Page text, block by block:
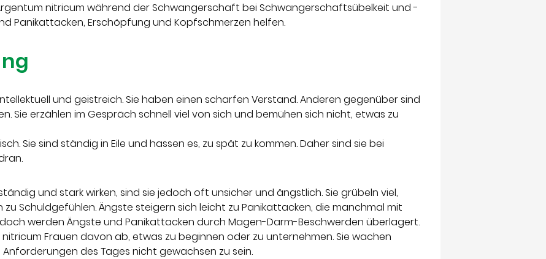
nitricum während der Schwangerschaft bei Schwangerschaftsübelkeit und -
Panikattacken, Erschöpfung und Kopfschmerzen helfen.
und geistreich. Sie haben einen scharfen Verstand. Anderen gegenüber sind
Sie erzählen im Gespräch schnell viel von sich und bemühen sich nicht, etwas zu
Sie sind ständig in Eile und hassen es, zu spät zu kommen. Daher sind sie bei
und stark wirken, sind sie jedoch oft unsicher und ängstlich. Sie grübeln viel,
Schuldgefühlen. Ängste steigern sich leicht zu Panikattacken, die manchmal mit
werden Ängste und Panikattacken durch Magen-Darm-Beschwerden überlagert.
Frauen davon ab, etwas zu beginnen oder zu unternehmen. Sie wachen
des Tages nicht gewachsen zu sein.